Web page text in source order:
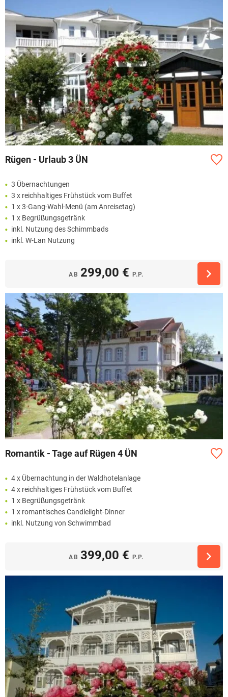
Rügen - Urlaub 3 ÜN
3 Übernachtungen
3 x reichhaltiges Frühstück vom Buffet
1 x 3-Gang-Wahl-Menü (am Anreisetag)
1 x Begrüßungsgetränk
inkl. Nutzung des Schimmbads
inkl. W-Lan Nutzung
AB 299,00 € P.P.
Romantik - Tage auf Rügen 4 ÜN
4 x Übernachtung in der Waldhotelanlage
4 x reichhaltiges Frühstück vom Buffet
1 x Begrüßungsgetränk
1 x romantisches Candlelight-Dinner
inkl. Nutzung von Schwimmbad
AB 399,00 € P.P.